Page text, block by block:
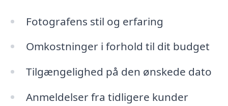
Fotografens stil og erfaring
Omkostninger i forhold til dit budget
Tilgængelighed på den ønskede dato
Anmeldelser fra tidligere kunder